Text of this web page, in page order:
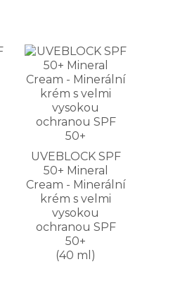
UVEBLOCK SPF
50+ Mineral
Cream - Minerální
krém s velmi
vysokou
ochranou SPF
50+
(40 ml)